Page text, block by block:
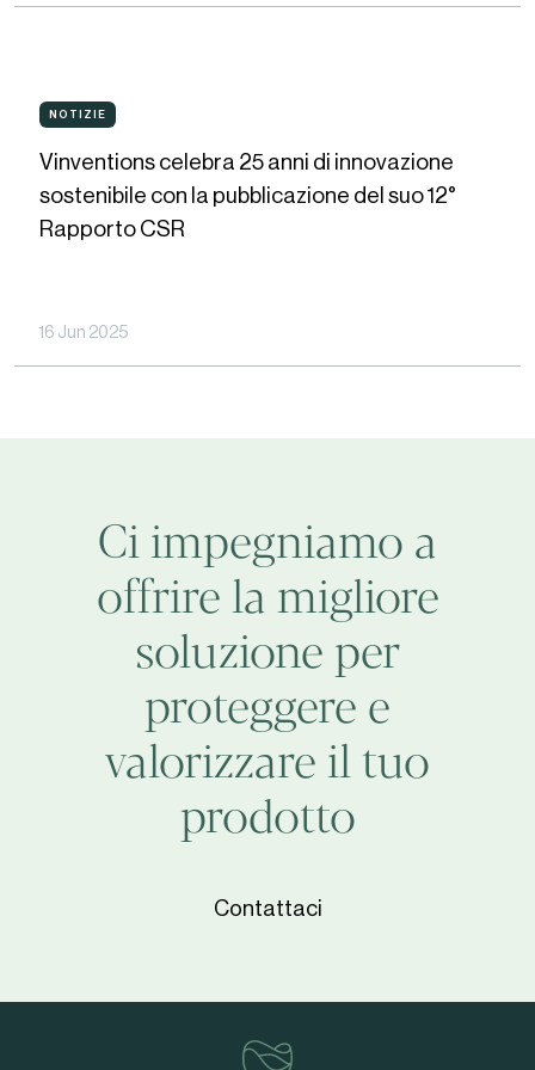
impatto
positivo
Vinventions
celebra
sostenibile
con
Rapporto
NOTIZIE
NOTIZIE
Vinventions celebra 25 anni di innovazione
sostenibile con la pubblicazione del suo 12°
Rapporto CSR
16 Jun 2025
Ci impegniamo a
offrire la migliore
soluzione per
proteggere e
valorizzare il tuo
prodotto
Contattaci
vinventions